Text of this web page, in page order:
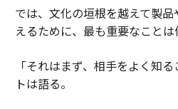
では、文化の垣根を越えて製
えるために、最も重要なことは
「それはまず、相手をよく知
トは語る。